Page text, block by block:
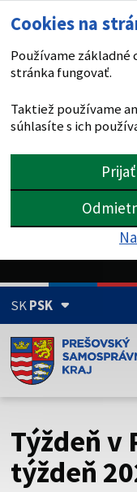
Cookies na
Používame základné
stránka fungovať.
Taktiež používame
súhlasíte s ich
SKPSK
Doména psk.sk je
Toto je oficiálna
psk.sk.
Táto stránka je
Týždeň v
týždeň